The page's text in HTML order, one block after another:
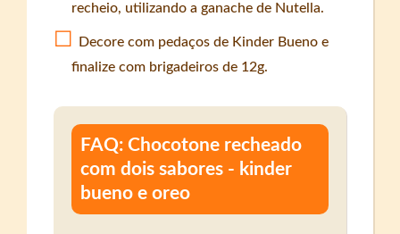
recheio, utilizando a ganache de Nutella.
Decore com pedaços de Kinder Bueno e
finalize com brigadeiros de 12g.
FAQ: Chocotone recheado
com dois sabores - kinder
bueno e oreo